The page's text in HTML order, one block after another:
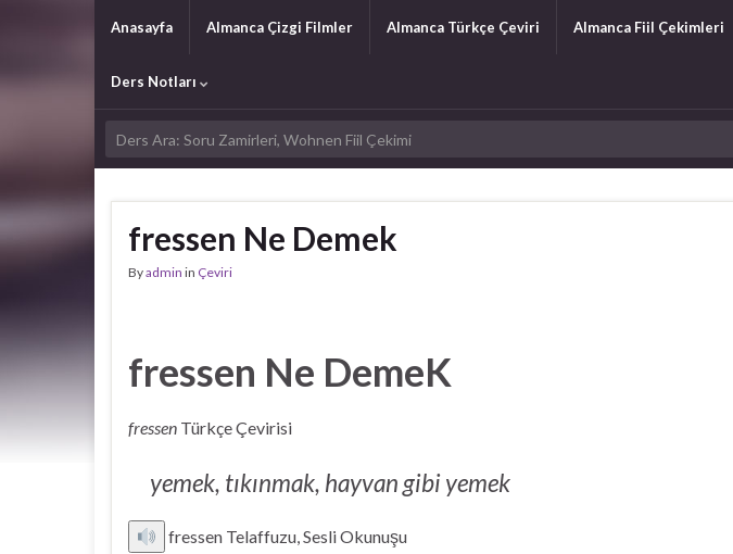
Anasayfa Almanca Çizgi Filmler Almanca Türkçe Çeviri Almanca Fiil Çekimleri
Ders Notları
fressen Ne Demek
Byadmin in Çeviri
fressen Ne DemeK
fressen Türkçe Çevirisi
yemek, tıkınmak, hayvan gibi yemek
fressen Telaffuzu, Sesli Okunuşu